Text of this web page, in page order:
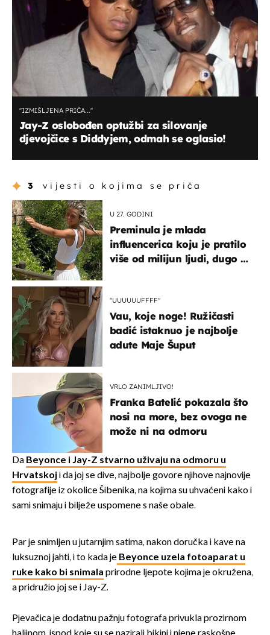
''IZMIŠLJENA PRIČA...''
Jay-Z oslobođen optužbi za silovanje
djevojčice s Diddyjem, odmah se oglasio!
3 vijesti o kojima se priča
U 27. GODINI
Preminula je mlada
influencerica koju je pratilo
više od milijun ljudi, dugo se
"UUUUUUFFFF"
Vau, koje noge! Ružičasti
badić istaknuo je najbolje
adute Maje Šuput
VRLO ZANIMLJIVO!
Franka Batelić pokazala što
nosi na more, bez ovoga ne
može ni na odmoru
Da Beyonce i Jay-Z stvarno uživaju na odmoru u
Hrvatskoj i da joj se dive, najbolje govore njihove najnovije
fotografije iz okolice Šibenika, na kojima su uhvaćeni kako i
sami snimaju i bilježe uspomene s naše obale.
Par je snimljen u jutarnjim satima, nakon doručka i kave na
luksuznoj jahti, i to kada je Beyonce uzela fotoaparat u
ruke kako bi snimala prirodne ljepote kojima je okružena,
a pridružio joj se i Jay-Z.
Pjevačica je dodatnu pažnju fotografa privukla prozirnom